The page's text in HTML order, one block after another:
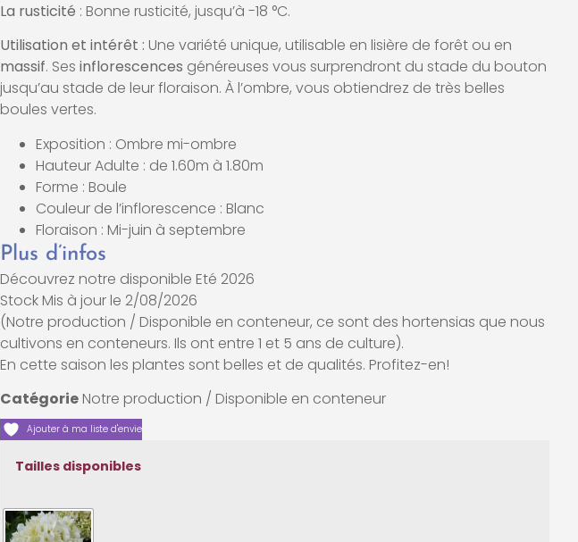
La rusticité : Bonne rusticité, jusqu’à -18 °C.
Utilisation et intérêt : Une variété unique, utilisable en lisière de forêt ou en
massif. Ses inflorescences généreuses vous surprendront du stade du bouton
jusqu’au stade de leur floraison. À l’ombre, vous obtiendrez de très belles
boules vertes.
Exposition : Ombre mi-ombre
Hauteur Adulte : de 1.60m à 1.80m
Forme : Boule
Couleur de l’inflorescence : Blanc
Floraison : Mi-juin à septembre
Plus d’infos
Découvrez notre disponible Eté 2026
Stock Mis à jour le 2/08/2026
(Notre production / Disponible en conteneur, ce sont des hortensias que nous
cultivons en conteneurs. Ils ont entre 1 et 5 ans de culture).
En cette saison les plantes sont belles et de qualités. Profitez-en!
Catégorie Notre production / Disponible en conteneur
Ajouter à ma liste d'envie
Tailles disponibles